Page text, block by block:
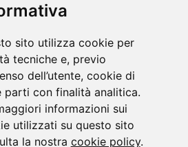
sito utilizza cookie per
tecniche e, previo
dell’utente, cookie di
parti con finalità analitica.
informazioni sui
utilizzati su questo sito
la nostra cookie policy.
Policy | Cookie Policy